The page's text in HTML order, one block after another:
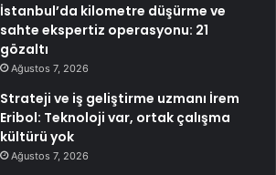
İstanbul’da kilometre düşürme ve
sahte ekspertiz operasyonu: 21
gözaltı
Ağustos 7, 2026
Strateji ve iş geliştirme uzmanı İrem
Eribol: Teknoloji var, ortak çalışma
kültürü yok
Ağustos 7, 2026